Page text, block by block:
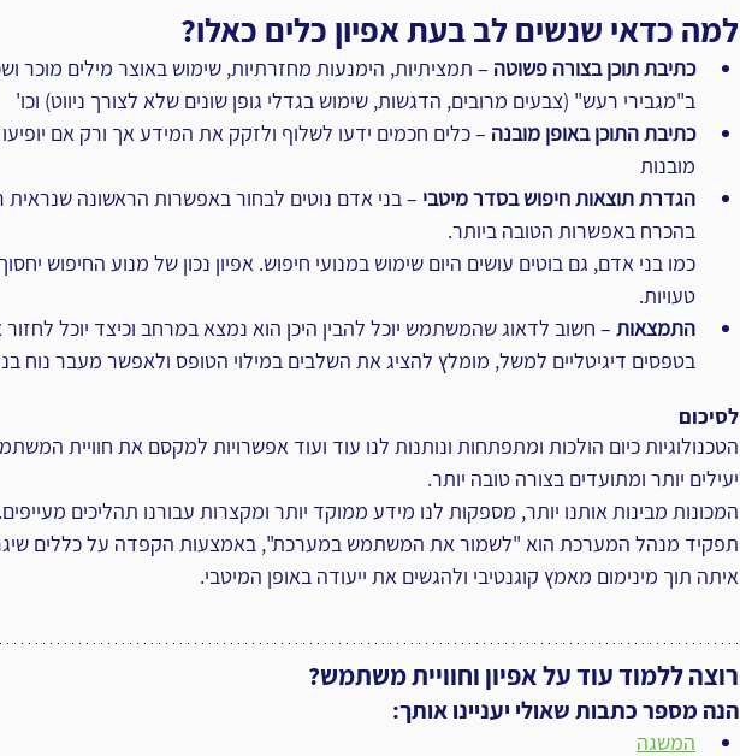
למה כדאי שנשים לב בעת אפיון כלים כאלו?
כתיבת תוכן בצורה פשוטה – תמציתיות, הימנעות מחזרתיות, שימוש באוצר מילים מוכר
ב"מגבירי רעש" (צבעים מרובים, הדגשות, שימוש בגדלי גופן שונים שלא לצורך ניווט) וכו'
כתיבת התוכן באופן מובנה – כלים חכמים ידעו לשלוף ולזקק את המידע אך ורק אם
מובנות
הגדרת תוצאות חיפוש בסדר מיטבי – בני אדם נוטים לבחור באפשרות הראשונה שנראית
בהכרח באפשרות הטובה ביותר.
כמו בני אדם, גם בוטים עושים היום שימוש במנועי חיפוש. אפיון נכון של מנוע החיפוש
טעויות.
התמצאות – חשוב לדאוג שהמשתמש יוכל להבין היכן הוא נמצא במרחב וכיצד יוכל
בטפסים דיגיטליים למשל, מומלץ להציג את השלבים במילוי הטופס ולאפשר מעבר נוח
לסיכום
הטכנולוגיות כיום הולכות ומתפתחות ונותנות לנו עוד ועוד אפשרויות למקסם את חוויית
יעילים יותר ומתועדים בצורה טובה יותר.
המכונות מבינות אותנו יותר, מספקות לנו מידע ממוקד יותר ומקצרות עבורנו תהליכים מעייפים.
תפקיד מנהל המערכת הוא "לשמור את המשתמש במערכת", באמצעות הקפדה על כללים
איתה תוך מינימום מאמץ קוגנטיבי ולהגשים את ייעודה באופן המיטבי.
רוצה ללמוד עוד על אפיון וחוויית משתמש?
הנה מספר כתבות שאולי יעניינו אותך:
המשגה